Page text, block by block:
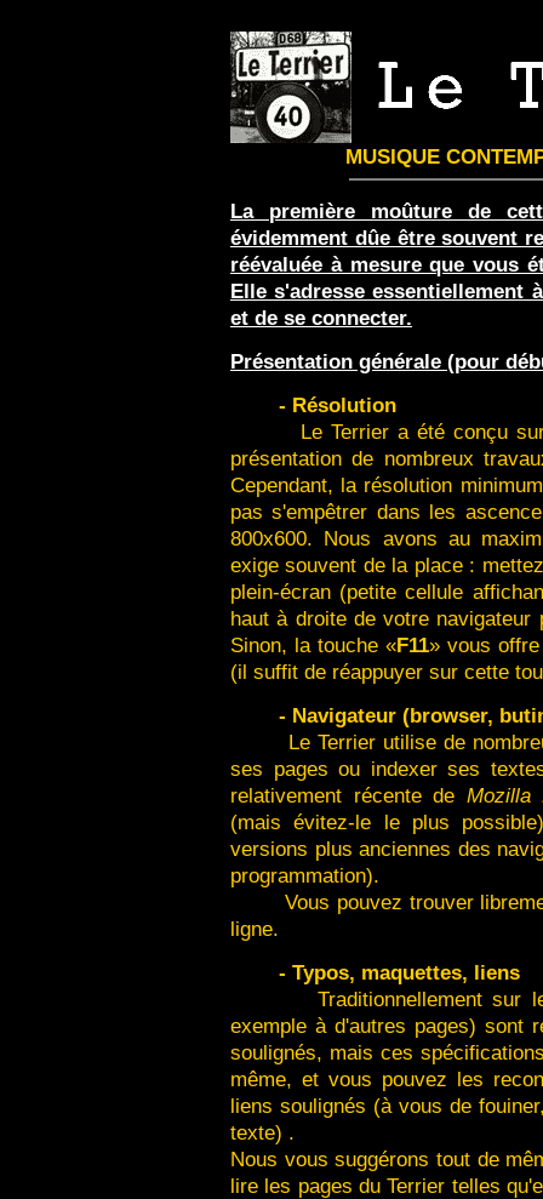
MUSIQUE
La première moûture de
évidemment dûe être souvent
réévaluée à mesure que vous
Elle s'adresse essentiellement
et de se connecter.
Présentation générale (pour
- Résolution
Le Terrier a été conçu sur
présentation de nombreux
Cependant, la résolution
pas s'empêtrer dans les
800x600. Nous avons au
exige souvent de la place :
plein-écran (petite cellule
haut à droite de votre
Sinon, la touche «F11» vous
(il suffit de réappuyer sur cette
- Navigateur (browser,
Le Terrier utilise de
ses pages ou indexer ses
relativement récente de Mozilla
(mais évitez-le le plus
versions plus anciennes des
programmation).
Vous pouvez trouver
ligne.
- Typos, maquettes, liens
Traditionnellement sur
exemple à d'autres pages) sont
soulignés, mais ces
même, et vous pouvez les
liens soulignés (à vous de
texte) .
Nous vous suggérons tout de
lire les pages du Terrier telles